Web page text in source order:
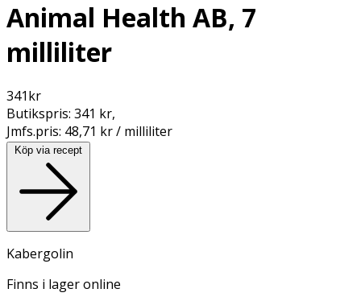
Animal Health AB, 7
milliliter
341kr
Butikspris: 341 kr,
Jmfs.pris: 48,71 kr / milliliter
Köp via recept
Kabergolin
Finns i lager online